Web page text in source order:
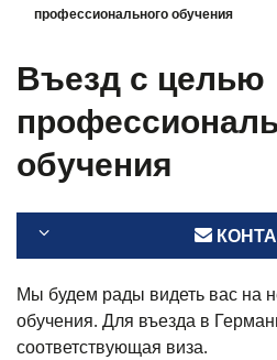
профессионального обучения
Въезд с целью
обучения
Мы будем рады видеть вас на
обучения. Для въезда в
соответствующая виза.